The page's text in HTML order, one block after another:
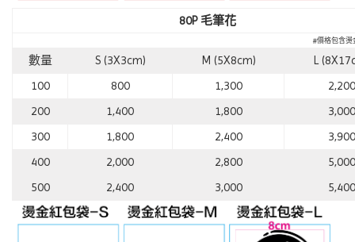
80P 毛筆花
#價格包含燙
數量 S (3X3cm) M (5X8cm)
L
100
800 1,300
2,200
200
1,400 1,800
3,000
300
1,800 2,400
3,900
400
2,000 2,800
5,000
500
2,400 3,000 5,400